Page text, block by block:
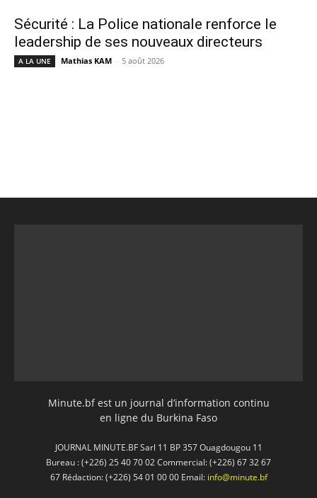
Sécurité : La Police nationale renforce le
leadership de ses nouveaux directeurs
A LA UNE Mathias KAM - 5 août 2026
Minute.bf est un journal d’information continu
en ligne du Burkina Faso
JOURNAL MINUTE.BF Sarl 11 BP 357 Ouagdougou 11
Bureau : (+226) 25 40 70 02 Commercial: (+226) 67 32 67
67 Rédaction: (+226) 54 01 00 00 Email: info@minute.bf